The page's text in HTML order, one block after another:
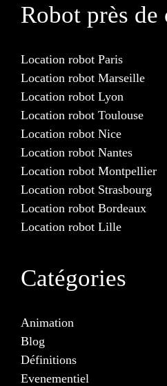
Robot près de
Location robot Paris
Location robot Marseille
Location robot Lyon
Location robot Toulouse
Location robot Nice
Location robot Nantes
Location robot Montpellier
Location robot Strasbourg
Location robot Bordeaux
Location robot Lille
Catégories
Animation
Blog
Définitions
Evenementiel